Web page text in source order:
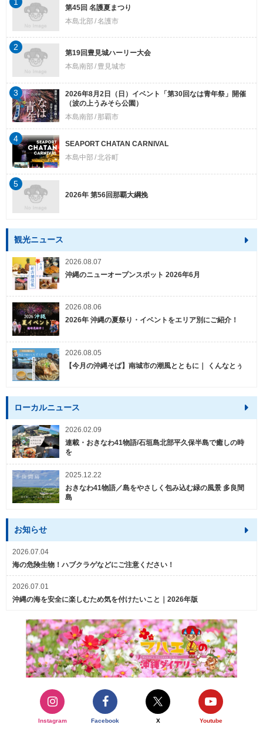
第45回 名護夏まつり
本島北部 名護市
第19回豊見城ハーリー大会
本島南部
豊見城市
2
2026年8月2日（日）イベント「第30回なは青年祭」開催
（波の上うみそら公園）
本島南部
那覇市
3
SEAPORT CHATAN CARNIVAL
本島中部 北谷町
4
2026年 第56回那覇大綱挽
5
観光ニュース
2026.08.07
沖縄のニューオープンスポット 2026年6月
2026.08.06
2026年 沖縄の夏祭り・イベントをエリア別にご紹介！
2026.08.05
【今月の沖縄そば】南城市の潮風とともに｜ くんなとぅ
ローカルニュース
2026.02.09
連載・おきなわ41物語/石垣島北部平久保半島で癒しの時
を
2025.12.22
おきなわ41物語／島をやさしく包み込む緑の風景 多良間
島
お知らせ
2026.07.04
海の危険生物！ハブクラゲなどにご注意ください！
2026.07.01
沖縄の海を安全に楽しむため気を付けたいこと｜2026年版
Instagram Facebook X Youtube